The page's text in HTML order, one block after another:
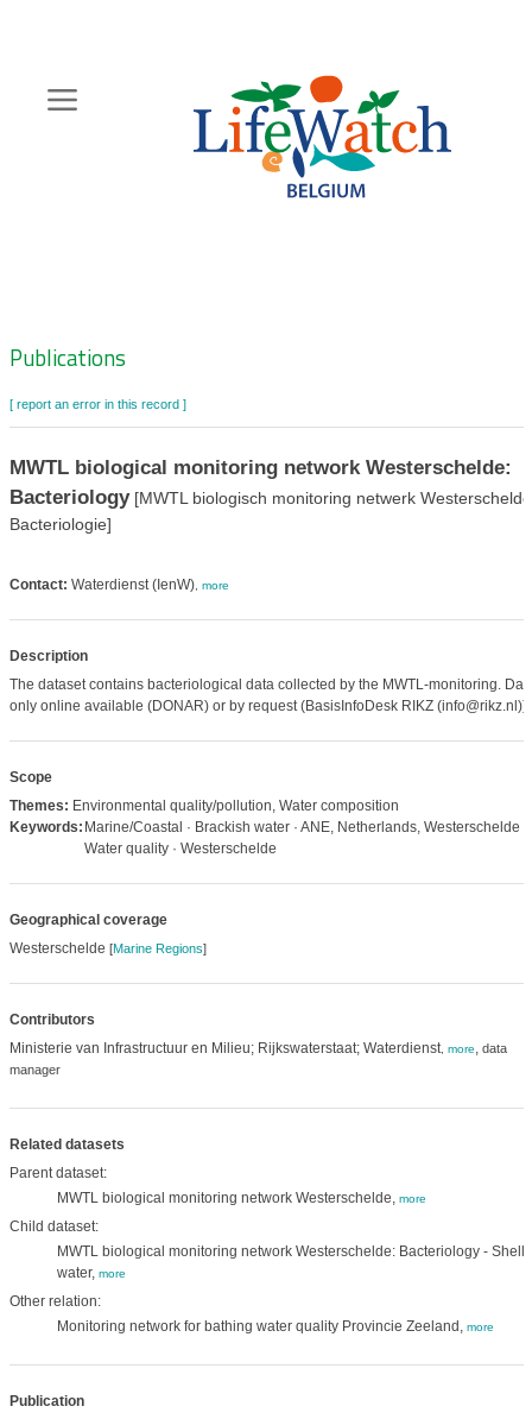
content
Zoeknavigatie
Publications
[ report an error in this record ]
MWTL biological monitoring network Westerschelde:
Bacteriology[MWTL biologisch monitoring netwerk
Bacteriologie]
Contact: Waterdienst (IenW), more
Description
The dataset contains bacteriological data collected by the MWTL-monitoring.
only online available (DONAR) or by request (BasisInfoDesk RIKZ (info@rikz.nl)).
Scope
Themes: Environmental quality/pollution, Water composition
Keywords: Marine/Coastal · Brackish water · ANE, Netherlands, Westerschelde ·
Water quality · Westerschelde
Geographical coverage
Westerschelde [Marine Regions]
Contributors
Ministerie van Infrastructuur en Milieu; Rijkswaterstaat; Waterdienst, more, data
manager
Related datasets
Parent dataset:
MWTL biological monitoring network Westerschelde, more
Child dataset:
MWTL biological monitoring network Westerschelde: Bacteriology -
water, more
Other relation:
Monitoring network for bathing water quality Provincie Zeeland, more
Publication